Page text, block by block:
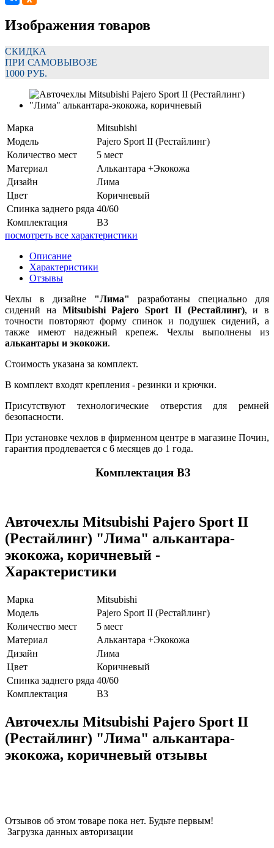
Изображения товаров
СКИДКА
ПРИ САМОВЫВОЗЕ
1000 РУБ.
Марка
Mitsubishi
Модель
Pajero Sport II (Рестайлинг)
Количество мест
5 мест
Материал
Алькантара +Экокожа
Дизайн
Лима
Цвет
Коричневый
Спинка заднего ряда 40/60
Комплектация
В3
посмотреть все характеристики
Описание
Характеристики
Отзывы
Чехлы в дизайне "Лима"
разработаны специально для
сидений на Mitsubishi Pajero Sport II (Рестайлинг), и в
точности повторяют форму спинок и подушек сидений, а
также имеют надежный крепеж. Чехлы выполнены из
алькантары и экокожи.
Стоимость указана за комплект.
В комплект входят крепления - резинки и крючки.
Присутствуют технологические отверстия для ремней
безопасности.
При установке чехлов в фирменном центре в магазине Почин,
гарантия продлевается с 6 месяцев до 1 года.
Комплектация В3
Авточехлы Mitsubishi Pajero Sport II
(Рестайлинг) "Лима" алькантара-
экокожа, коричневый -
Характеристики
Марка
Mitsubishi
Модель
Pajero Sport II (Рестайлинг)
Количество мест
5 мест
Материал
Алькантара +Экокожа
Дизайн
Лима
Цвет
Коричневый
Спинка заднего ряда 40/60
Комплектация
В3
Авточехлы Mitsubishi Pajero Sport II
(Рестайлинг) "Лима" алькантара-
экокожа, коричневый отзывы
Отзывов об этом товаре пока нет. Будьте первым!
Загрузка данных авторизации